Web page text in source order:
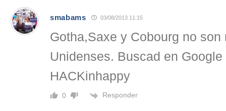
smabams 03/08/2013 11:15
Gotha,Saxe y Cobourg no son
Unidenses. Buscad en Google
HACKinhappy
0 Responder